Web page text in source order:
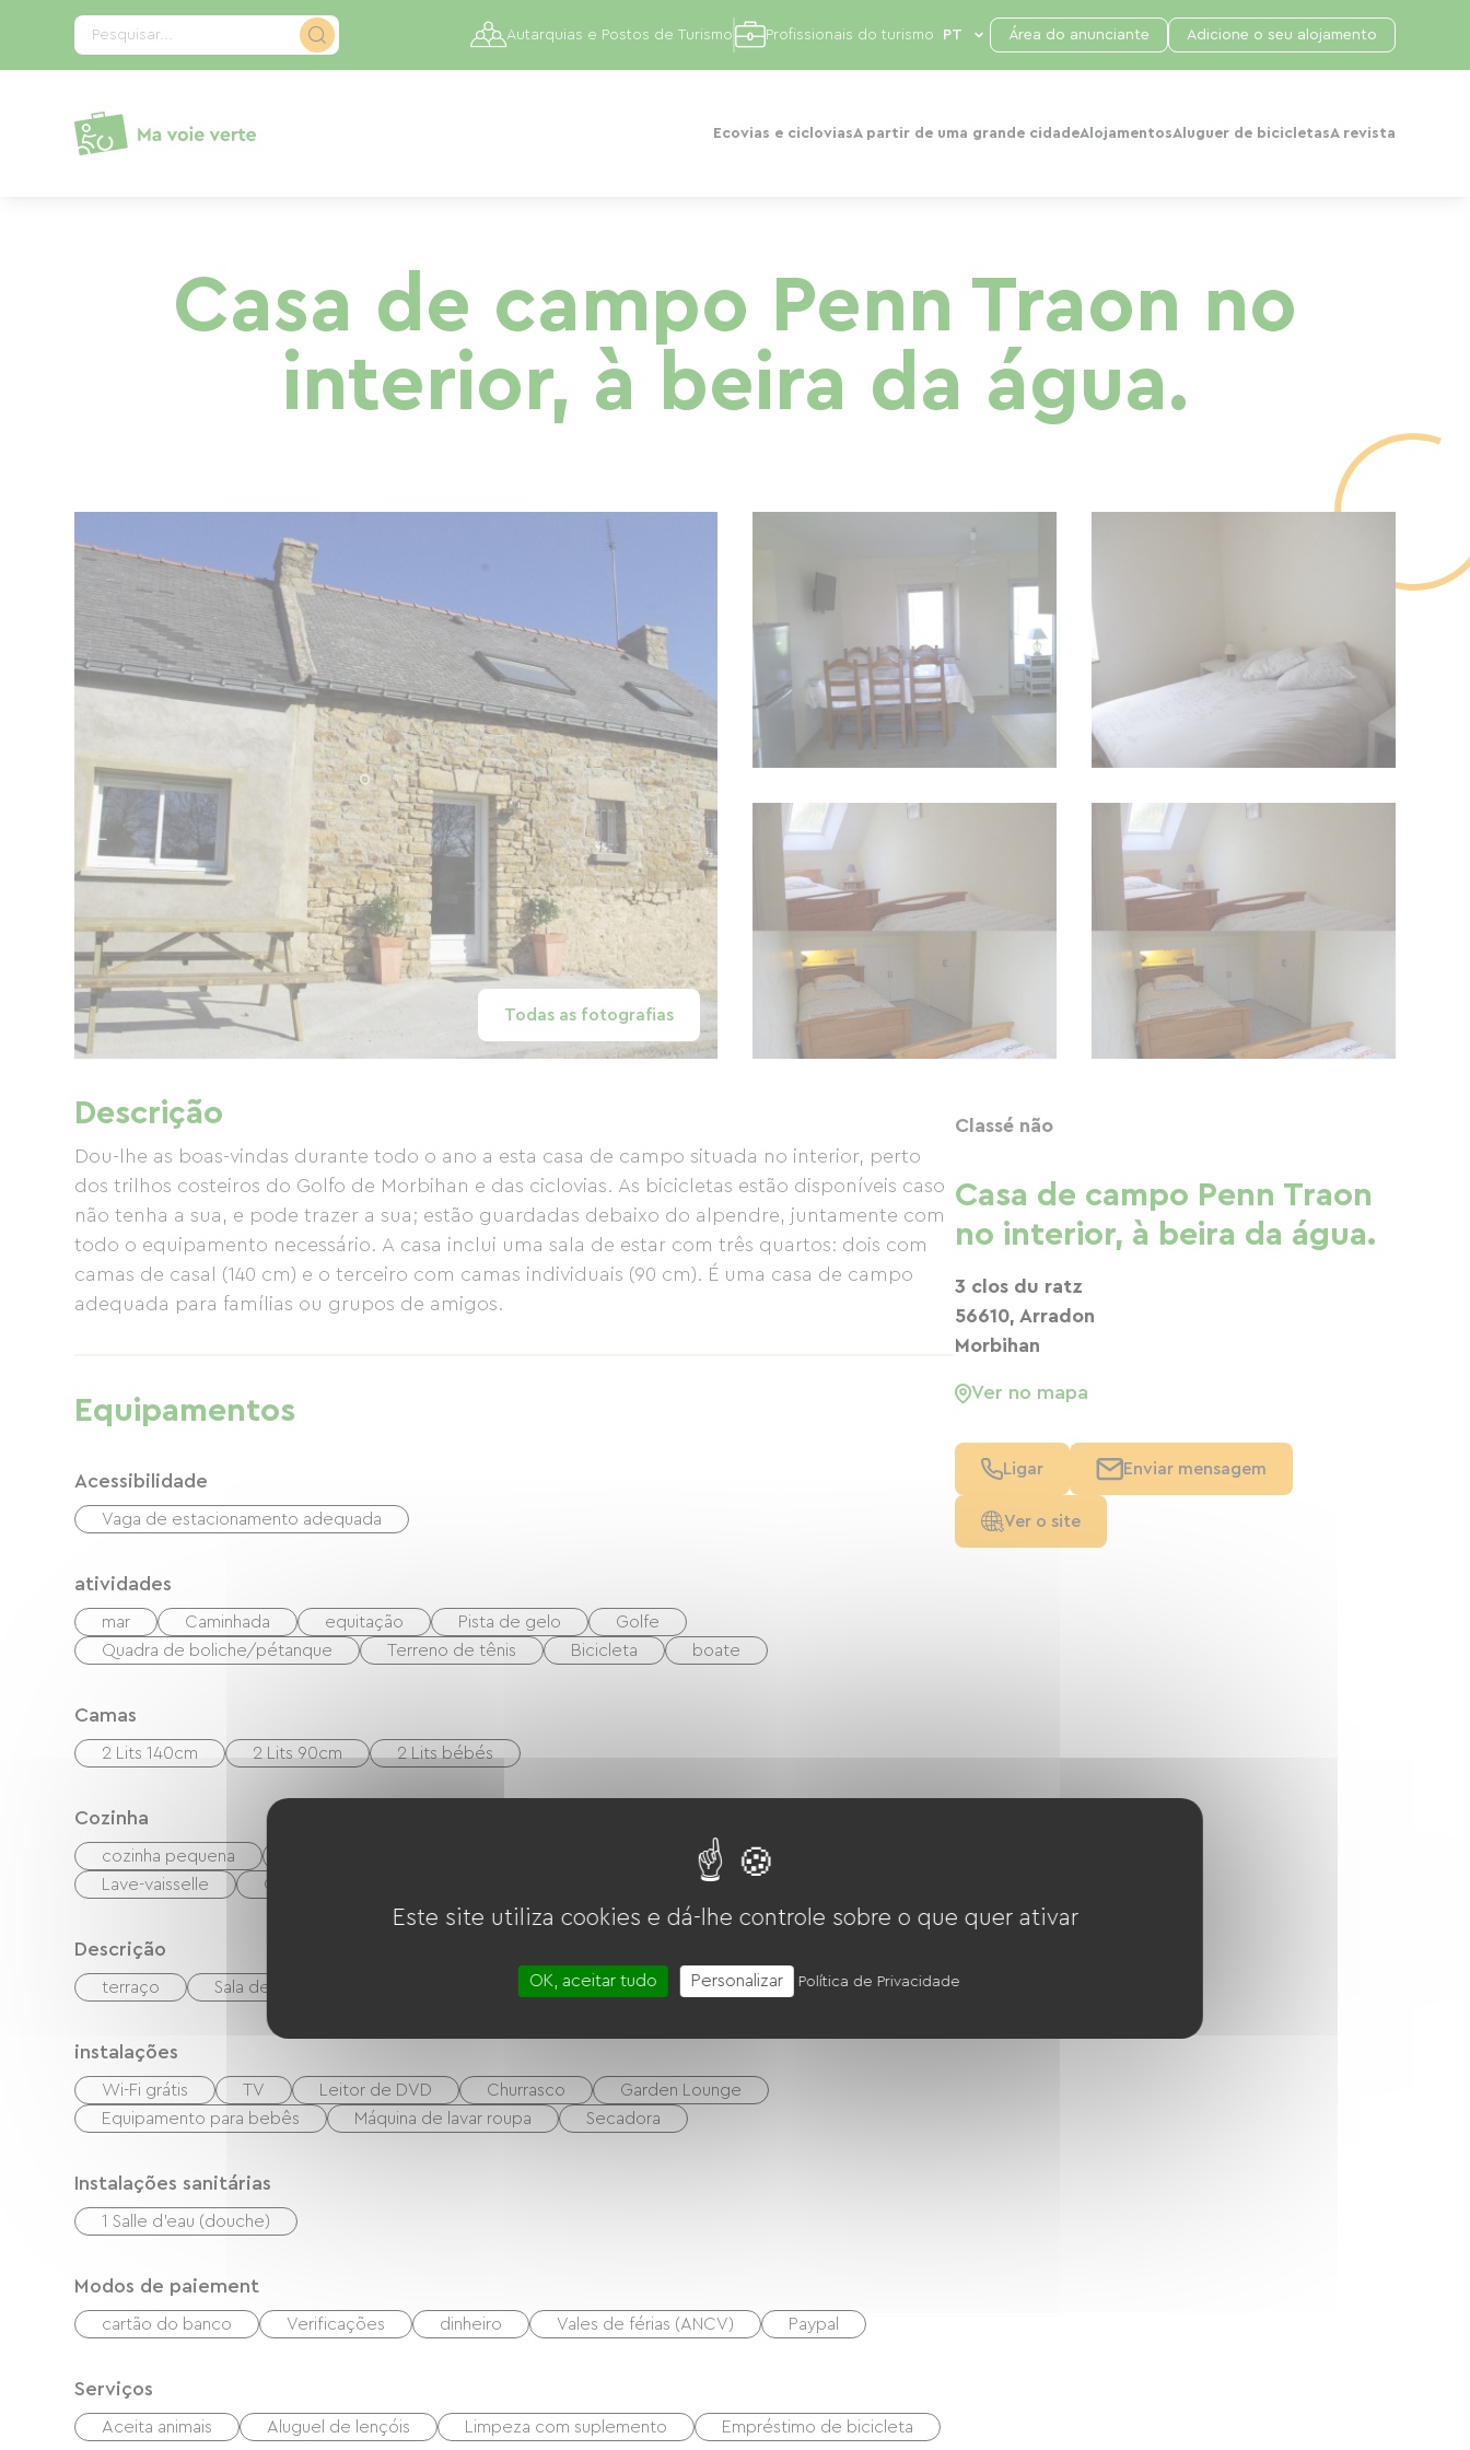
Pesquisar...
Ecovias e cicloviasA partir de uma grande cidadeAlojamentosAluguer de bicicletasA revista
Autarquias e Postos de Turismo Profissionais do turismo Área do anunciante Adicione o seu alojamento
Casa de campo Penn Traon no
interior, à beira da água.
Todas as fotografias
Descrição
Dou-lhe as boas-vindas durante todo o ano a esta casa de campo situada no interior, perto
dos trilhos costeiros do Golfo de Morbihan e das ciclovias. As bicicletas estão disponíveis caso
não tenha a sua, e pode trazer a sua; estão guardadas debaixo do alpendre, juntamente com
todo o equipamento necessário. A casa inclui uma sala de estar com três quartos: dois com
camas de casal (140 cm) e o terceiro com camas individuais (90 cm). É uma casa de campo
adequada para famílias ou grupos de amigos.
Equipamentos
Acessibilidade
Vaga de estacionamento adequada
atividades
mar Caminhada equitação Pista de gelo
Golfe
Quadra de boliche/pétanque
Terreno de tênis Bicicleta boate
Camas
2 Lits 140cm 2 Lits 90cm 2 Lits bébés
Cozinha
cozinha pequena
Refrigerador
Lave-vaisselle
Congélateur
Descrição
terraço Sala de estar/Sala de TV
instalações
Wi-Fi grátis TV Leitor de DVD Churrasco
Garden Lounge
Equipamento para bebês
Máquina de lavar roupa Secadora
Instalações sanitárias
1 Salle d'eau (douche)
Modos de paiement
cartão do banco Verificações dinheiro Vales de férias (ANCV) Paypal
Serviços
Aceita animais Aluguel de lençóis Limpeza com suplemento Empréstimo de bicicleta
Classé não
Casa de campo Penn Traon
no interior, à beira da água.
3 clos du ratz
56610, Arradon
Morbihan
Ver no mapa
Ligar Enviar mensagem
Ver o site
Painel de Gerenciamento de Cookies
Este site utiliza cookies e dá-lhe controle sobre o que quer ativar
OK, aceitar tudo Personalizar Política de Privacidade